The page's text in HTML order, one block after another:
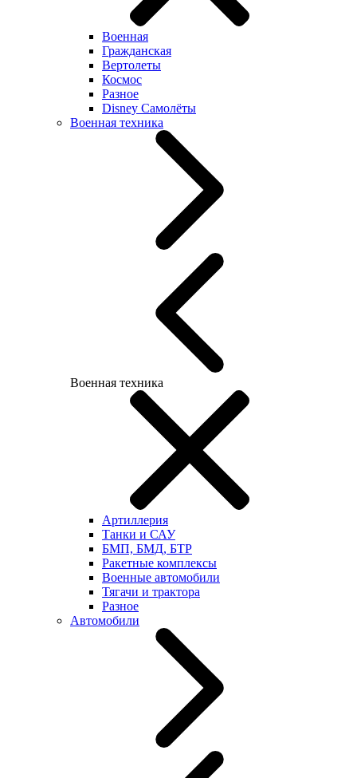
Военная
Гражданская
Вертолеты
Космос
Разное
Disney Самолёты
Военная техника
Военная техника
Артиллерия
Танки и САУ
БМП, БМД, БТР
Ракетные комплексы
Военные автомобили
Тягачи и трактора
Разное
Автомобили